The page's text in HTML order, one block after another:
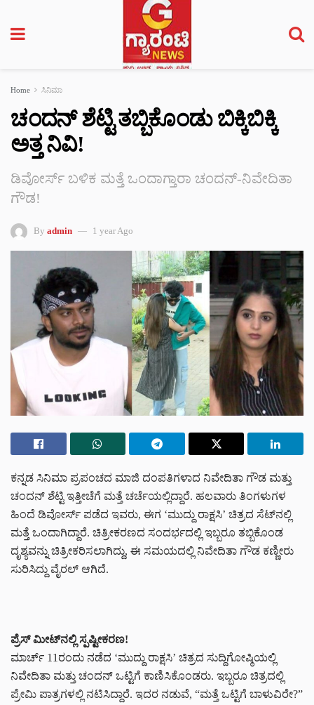
Home ಸಿನಿಮಾ
ಚಂದನ್‌ ಶೆಟ್ಟಿ ತಬ್ಬಿಕೊಂಡು ಬಿಕ್ಕಿಬಿಕ್ಕಿ
ಅತ್ತ ನಿವಿ!
ಡಿವೋರ್ಸ್​ ಬಳಿಕ ಮತ್ತೆ ಒಂದಾಗ್ತಾರಾ ಚಂದನ್-ನಿವೇದಿತಾ
ಗೌಡ!
By admin 1 year Ago
ಕನ್ನಡ ಸಿನಿಮಾ ಪ್ರಪಂಚದ ಮಾಜಿ ದಂಪತಿಗಳಾದ ನಿವೇದಿತಾ ಗೌಡ ಮತ್ತು
ಚಂದನ್ ಶೆಟ್ಟಿ ಇತ್ತೀಚೆಗೆ ಮತ್ತೆ ಚರ್ಚೆಯಲ್ಲಿದ್ದಾರೆ. ಹಲವಾರು ತಿಂಗಳುಗಳ
ಹಿಂದೆ ಡಿವೋರ್ಸ್ ಪಡೆದ ಇವರು, ಈಗ ‘ಮುದ್ದು ರಾಕ್ಷಸಿ’ ಚಿತ್ರದ ಸೆಟ್‌ನಲ್ಲಿ
ಮತ್ತೆ ಒಂದಾಗಿದ್ದಾರೆ. ಚಿತ್ರೀಕರಣದ ಸಂದರ್ಭದಲ್ಲಿ ಇಬ್ಬರೂ ತಬ್ಬಿಕೊಂಡ
ದೃಶ್ಯವನ್ನು ಚಿತ್ರೀಕರಿಸಲಾಗಿದ್ದು, ಈ ಸಮಯದಲ್ಲಿ ನಿವೇದಿತಾ ಗೌಡ ಕಣ್ಣೀರು
ಸುರಿಸಿದ್ದು ವೈರಲ್ ಆಗಿದೆ.
ಪ್ರೆಸ್‌ಮೀಟ್ನಲ್ಲಿ ಸ್ಪಷ್ಟೀಕರಣ!
ಮಾರ್ಚ್ 11ರಂದು ನಡೆದ ‘ಮುದ್ದು ರಾಕ್ಷಸಿ’ ಚಿತ್ರದ ಸುದ್ದಿಗೋಷ್ಠಿಯಲ್ಲಿ
ನಿವೇದಿತಾ ಮತ್ತು ಚಂದನ್ ಒಟ್ಟಿಗೆ ಕಾಣಿಸಿಕೊಂಡರು. ಇಬ್ಬರೂ ಚಿತ್ರದಲ್ಲಿ
ಪ್ರೇಮಿ ಪಾತ್ರಗಳಲ್ಲಿ ನಟಿಸಿದ್ದಾರೆ. ಇದರ ನಡುವೆ, “ಮತ್ತೆ ಒಟ್ಟಿಗೆ ಬಾಳುವಿರೇ?”